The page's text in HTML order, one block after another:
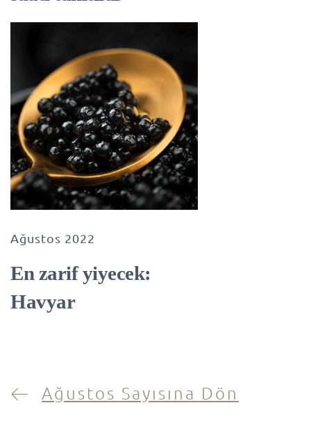
Ağustos 2022
En zarif yiyecek:
Havyar
Ağustos Sayısına Dön